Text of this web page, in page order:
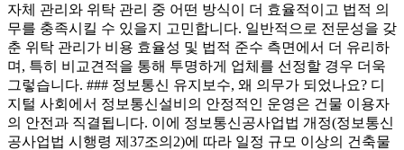
자체 관리와 위탁 관리 중 어떤 방식이 더 효율적이고 법적 의
무를 충족시킬 수 있을지 고민합니다. 일반적으로 전문성을 갖
춘 위탁 관리가 비용 효율성 및 법적 준수 측면에서 더 유리하
며, 특히 비교견적을 통해 투명하게 업체를 선정할 경우 더욱
그렇습니다. ### 정보통신 유지보수, 왜 의무가 되었나요? 디
지털 사회에서 정보통신설비의 안정적인 운영은 건물 이용자
의 안전과 직결됩니다. 이에 정보통신공사업법 개정(정보통신
공사업법 시행령 제37조의2)에 따라 일정 규모 이상의 건축물